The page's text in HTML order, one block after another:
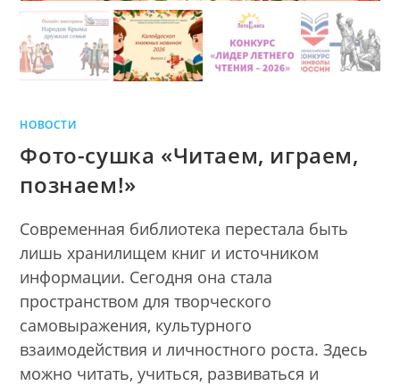
НОВОСТИ
Фото-сушка «Читаем, играем,
познаем!»
Современная библиотека перестала быть
лишь хранилищем книг и источником
информации. Сегодня она стала
пространством для творческого
самовыражения, культурного
взаимодействия и личностного роста. Здесь
можно читать, учиться, развиваться и